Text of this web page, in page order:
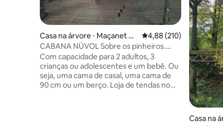
Casa na árvore ⋅ Maçanet de
la Selva
4,88 de uma avaliação
4,88 (210)
CABANA NÚVOL Sobre os pinheiros.
Banheiro cozinha grande terraço
Com capacidade para 2 adultos, 3
crianças ou adolescentes e um bebê. Ou
seja, uma cama de casal, uma cama de
90 cm ou um berço. Loja de tendas no
Casa na